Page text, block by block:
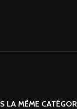
LA MÊME